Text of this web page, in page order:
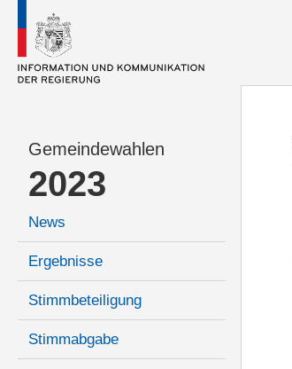
Gemeindewahlen
2023
News
Ergebnisse
Stimmbeteiligung
Stimmabgabe